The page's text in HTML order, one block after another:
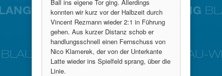
Ball ins eigene Tor ging. Allerdings
konnten wir kurz vor der Halbzeit durch
Vincent Rezmann wieder 2:1 in Führung
gehen. Aus kurzer Distanz schob er
handlungsschnell einen Fernschuss von
Nico Klamerek, der von der Unterkante
Latte wieder ins Spielfeld sprang, über die
Linie.